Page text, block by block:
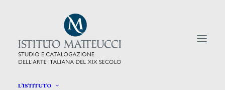
L’ISTITUTO